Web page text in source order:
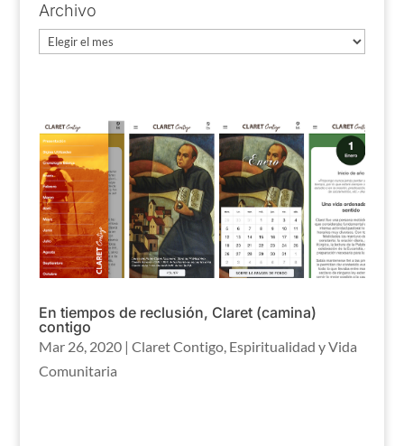
Archivo
Archivo
En tiempos de reclusión, Claret (camina)
contigo
Mar 26, 2020| Claret Contigo, Espiritualidad y Vida
Comunitaria